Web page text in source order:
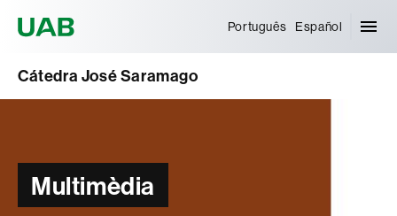
Português Español
Cátedra José Saramago
Multimèdia